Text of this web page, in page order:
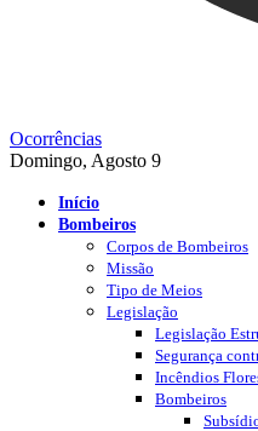
Ocorrências
Domingo, Agosto 9
Início
Bombeiros
Corpos de Bombeiros
Missão
Tipo de Meios
Legislação
Legislação
Segurança
Incêndios
Bombeiros